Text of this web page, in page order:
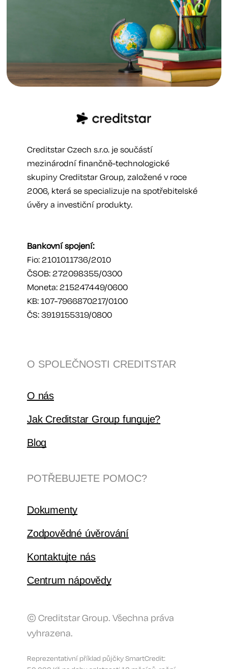
Creditstar Czech s.r.o. je součástí
mezinárodní finančně-technologické
skupiny Creditstar Group, založené v roce
2006, která se specializuje na spotřebitelské
úvěry a investiční produkty.
Bankovní spojení:
Fio: 2101011736/2010
ČSOB: 272098355/0300
Moneta: 215247449/0600
KB: 107-7966870217/0100
ČS: 3919155319/0800
O SPOLEČNOSTI CREDITSTAR
O nás
Jak Creditstar Group funguje?
Blog
POTŘEBUJETE POMOC?
Dokumenty
Zodpovědné úvěrování
Kontaktujte nás
Centrum nápovědy
© Creditstar Group. Všechna práva
vyhrazena.
Reprezentativní příklad půjčky SmartCredit: